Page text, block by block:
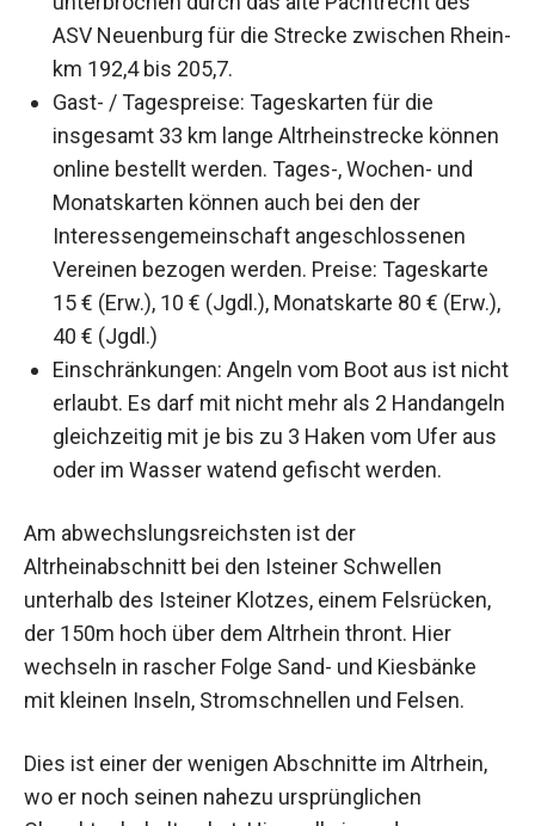
ASV Neuenburg für die Strecke zwischen Rhein-
km 192,4 bis 205,7.
Gast- / Tagespreise: Tageskarten für die
insgesamt 33 km lange Altrheinstrecke können
online bestellt werden. Tages-, Wochen- und
Monatskarten können auch bei den der
Interessengemeinschaft angeschlossenen
Vereinen bezogen werden. Preise: Tageskarte
15 € (Erw.), 10 € (Jgdl.), Monatskarte 80 € (Erw.),
40 € (Jgdl.)
Einschränkungen: Angeln vom Boot aus ist nicht
erlaubt. Es darf mit nicht mehr als 2 Handangeln
gleichzeitig mit je bis zu 3 Haken vom Ufer aus
oder im Wasser watend gefischt werden.
Am abwechslungsreichsten ist der
Altrheinabschnitt bei den Isteiner Schwellen
unterhalb des Isteiner Klotzes, einem Felsrücken,
der 150m hoch über dem Altrhein thront. Hier
wechseln in rascher Folge Sand- und Kiesbänke
mit kleinen Inseln, Stromschnellen und Felsen.
Dies ist einer der wenigen Abschnitte im Altrhein,
wo er noch seinen nahezu ursprünglichen